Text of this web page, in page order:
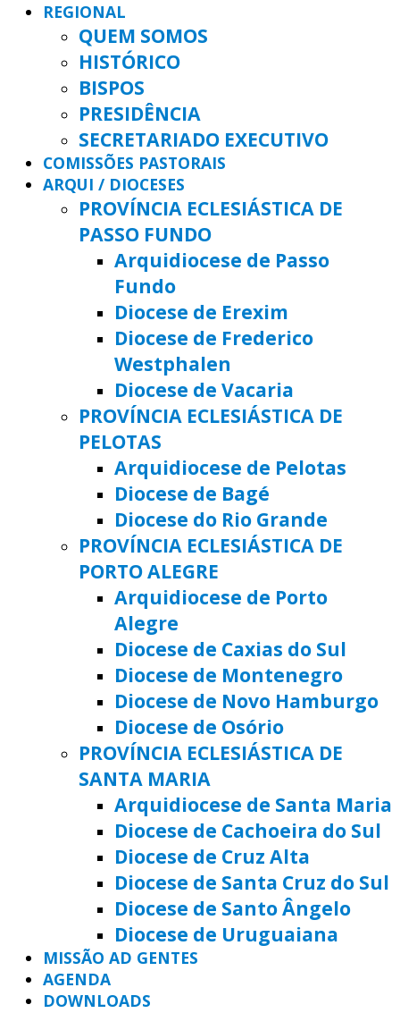
REGIONAL
QUEM SOMOS
HISTÓRICO
BISPOS
PRESIDÊNCIA
SECRETARIADO EXECUTIVO
COMISSÕES PASTORAIS
ARQUI / DIOCESES
PROVÍNCIA ECLESIÁSTICA DE
PASSO FUNDO
Arquidiocese de Passo
Fundo
Diocese de Erexim
Diocese de Frederico
Westphalen
Diocese de Vacaria
PROVÍNCIA ECLESIÁSTICA DE
PELOTAS
Arquidiocese de Pelotas
Diocese de Bagé
Diocese do Rio Grande
PROVÍNCIA ECLESIÁSTICA DE
PORTO ALEGRE
Arquidiocese de Porto
Alegre
Diocese de Caxias do Sul
Diocese de Montenegro
Diocese de Novo Hamburgo
Diocese de Osório
PROVÍNCIA ECLESIÁSTICA DE
SANTA MARIA
Arquidiocese de Santa Maria
Diocese de Cachoeira do Sul
Diocese de Cruz Alta
Diocese de Santa Cruz do Sul
Diocese de Santo Ângelo
Diocese de Uruguaiana
MISSÃO AD GENTES
AGENDA
DOWNLOADS